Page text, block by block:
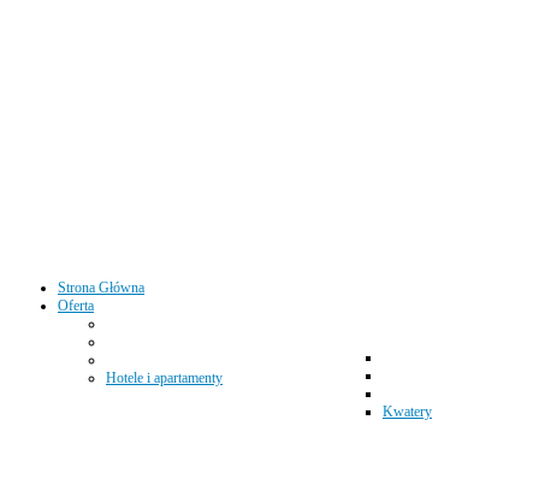
Strona Główna
Oferta
Hotele i apartamenty
Kwatery